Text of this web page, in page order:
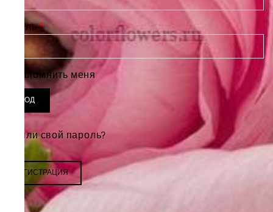
Пароль*Обязательно
Запомнить меня
ВХОД
Забыли свой пароль?
РЕГИСТРАЦИЯ